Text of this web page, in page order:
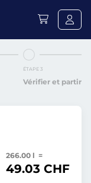
ÉTAPE 3
Vérifier et partir
266.00 l =
49.03 CHF